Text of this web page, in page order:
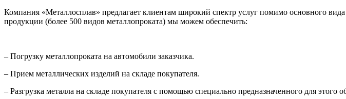
Компания «Металлосплав» предлагает клиентам широкий спектр услуг помимо основного
продукции (более 500 видов металлопроката) мы можем обеспечить:
– Погрузку металлопроката на автомобили заказчика.
– Прием металлических изделий на складе покупателя.
– Разгрузка металла на складе покупателя с помощью специально предназначенного для